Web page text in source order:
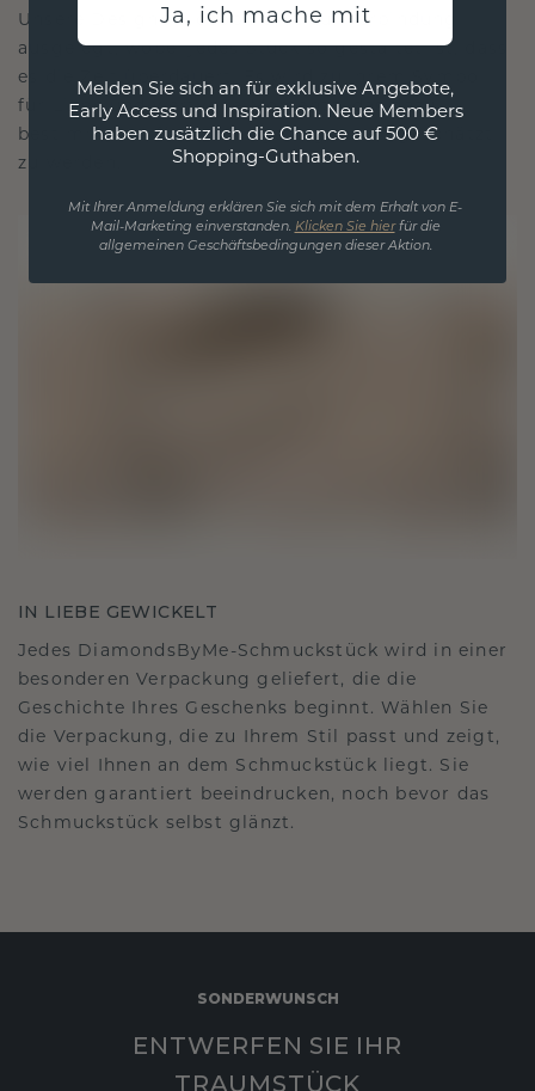
Unsere Designphilosophie ist auf Verbindung
ausgelegt, wobei jedes Stück so gestaltet ist, dass
es die Zeit überdauert. Es wird zu Ihrem Symbol
für Liebe und wertvolle Momente, das dazu
bestimmt ist, für immer getragen und geschätzt
zu werden.
IN LIEBE GEWICKELT
Jedes DiamondsByMe-Schmuckstück wird in einer
besonderen Verpackung geliefert, die die
Geschichte Ihres Geschenks beginnt. Wählen Sie
die Verpackung, die zu Ihrem Stil passt und zeigt,
wie viel Ihnen an dem Schmuckstück liegt. Sie
werden garantiert beeindrucken, noch bevor das
Schmuckstück selbst glänzt.
SONDERWUNSCH
ENTWERFEN SIE IHR
TRAUMSTÜCK
Ja, ich mache mit
Melden Sie sich an für exklusive Angebote,
Early Access und Inspiration. Neue Members
haben zusätzlich die Chance auf 500 €
Shopping-Guthaben.
Mit Ihrer Anmeldung erklären Sie sich mit dem Erhalt von E-
Mail-Marketing einverstanden. Klicken Sie hierfür die
allgemeinen Geschäftsbedingungen dieser Aktion.